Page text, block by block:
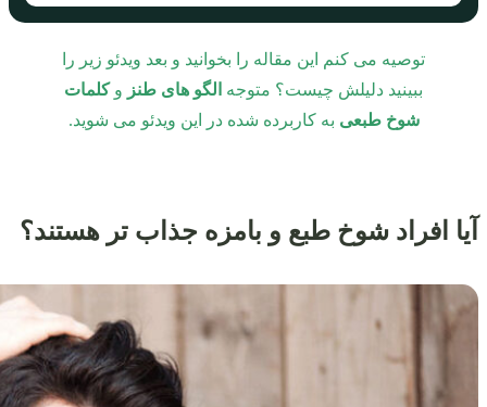
توصیه می کنم این مقاله را بخوانید و بعد ویدئو زیر را
ببینید دلیلش چیست؟ متوجه الگو های طنز وکلمات
شوخ طبعی به‌ کاربرده شده در این ویدئو می‌ شوید.
آیا افراد شوخ طبع و بامزه جذاب تر هستند؟